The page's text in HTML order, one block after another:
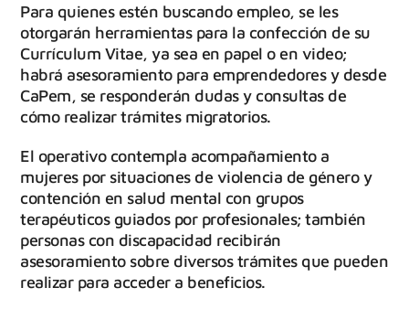
Para quienes estén buscando empleo, se les
otorgarán herramientas para la confección de su
Currículum Vitae, ya sea en papel o en video;
habrá asesoramiento para emprendedores y desde
CaPem, se responderán dudas y consultas de
cómo realizar trámites migratorios.
El operativo contempla acompañamiento a
mujeres por situaciones de violencia de género y
contención en salud mental con grupos
terapéuticos guiados por profesionales; también
personas con discapacidad recibirán
asesoramiento sobre diversos trámites que pueden
realizar para acceder a beneficios.